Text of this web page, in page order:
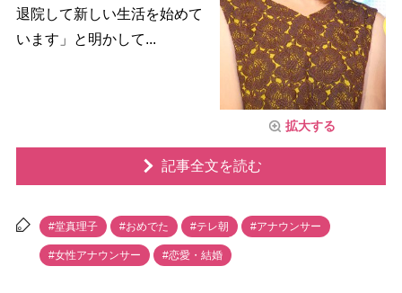
拡大する
退院して新しい生活を始めて
います」と明かして...
記事全文を読む
#堂真理子 #おめでた #テレ朝 #アナウンサー
#女性アナウンサー #恋愛・結婚